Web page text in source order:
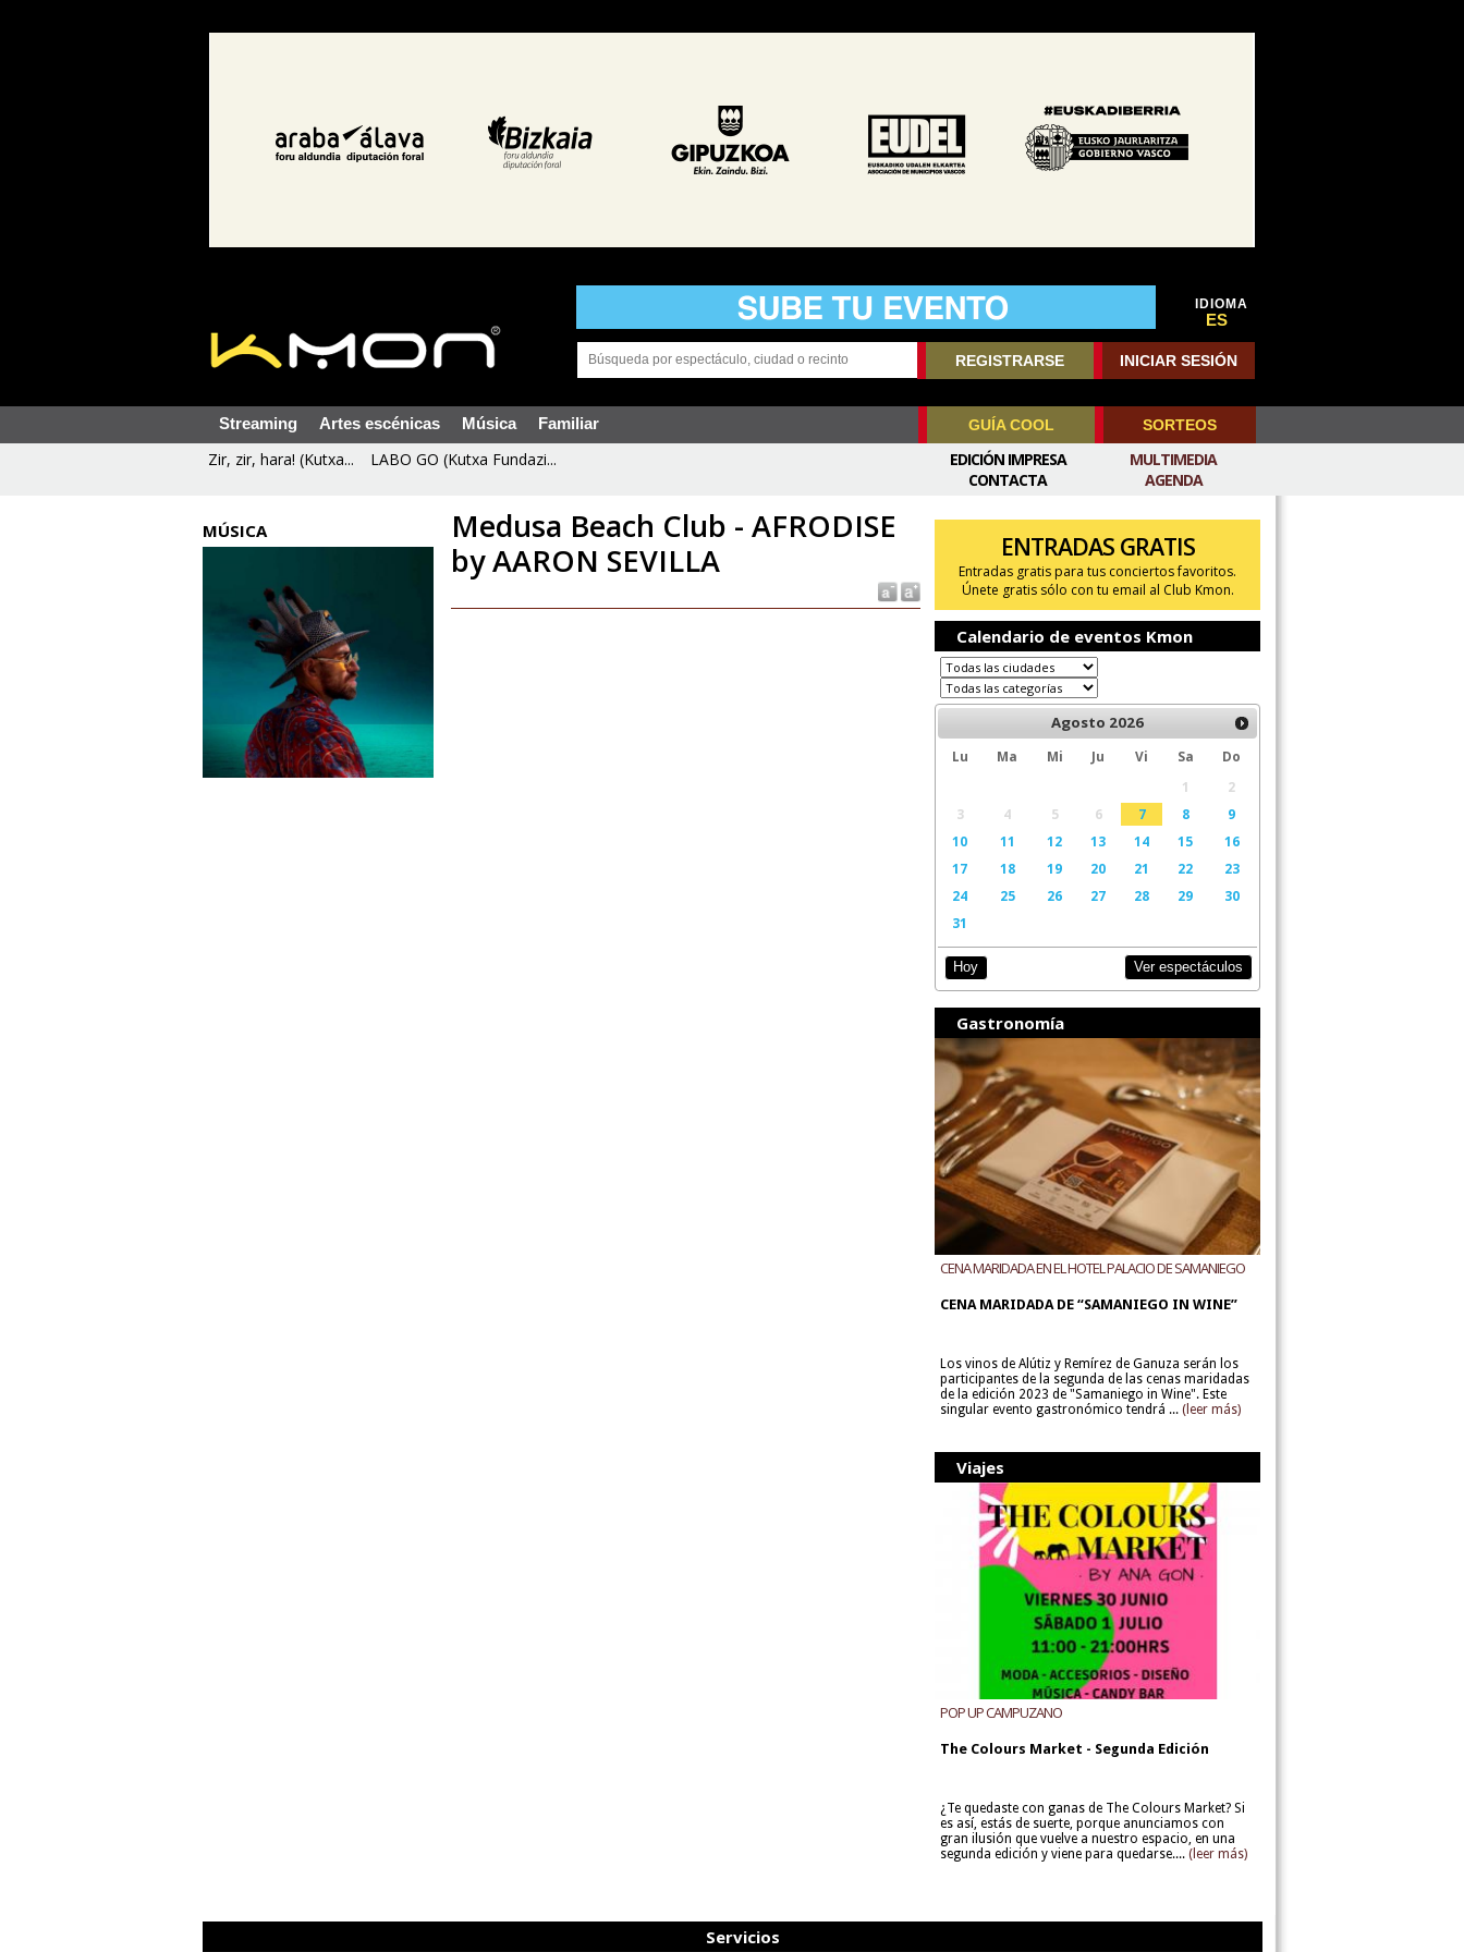
IDIOMA
ES
REGISTRARSE INICIAR SESIÓN
Streaming Artes escénicas Música Familiar GUÍA COOL SORTEOS
Zir, zir, hara! (Kutxa... LABO GO (Kutxa Fundazi...
MULTIMEDIA
AGENDA
EDICIÓN IMPRESA
CONTACTA
MÚSICA
Medusa Beach Club - AFRODISE
by AARON SEVILLA
ENTRADAS GRATIS
Entradas gratis para tus conciertos favoritos.
Únete gratis sólo con tu email al Club Kmon.
Calendario de eventos Kmon
Agosto 2026
Lu Ma Mi Ju Vi Sa
Do
1
2
3
4 5 6 7 8
9
10
11 12 13 14 15
16
17
18 19 20 21 22
23
24
25 26 27 28 29
30
31
Hoy Ver espectáculos
Gastronomía
CENA MARIDADA EN EL HOTEL PALACIO DE SAMANIEGO
CENA MARIDADA DE “SAMANIEGO IN WINE”
Los vinos de Alútiz y Remírez de Ganuza serán los
participantes de la segunda de las cenas maridadas
de la edición 2023 de "Samaniego in Wine". Este
singular evento gastronómico tendrá ... (leer más)
Viajes
POP UP CAMPUZANO
The Colours Market - Segunda Edición
¿Te quedaste con ganas de The Colours Market? Si
es así, estás de suerte, porque anunciamos con
gran ilusión que vuelve a nuestro espacio, en una
segunda edición y viene para quedarse.... (leer más)
Servicios